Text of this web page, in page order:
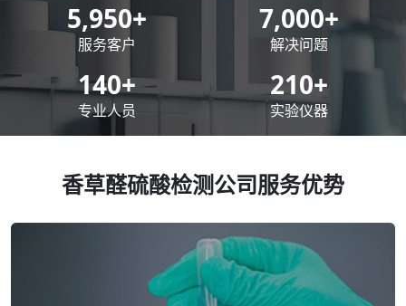
8,500+
服务客户
10,000+
解决问题
200+
专业人员
300+
实验仪器
香草醛硫酸检测公司服务优势